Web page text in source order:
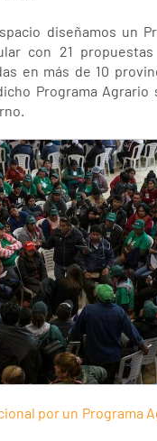
diseñamos un
con 21
en más de 10
Programa Agrario
por un Programa